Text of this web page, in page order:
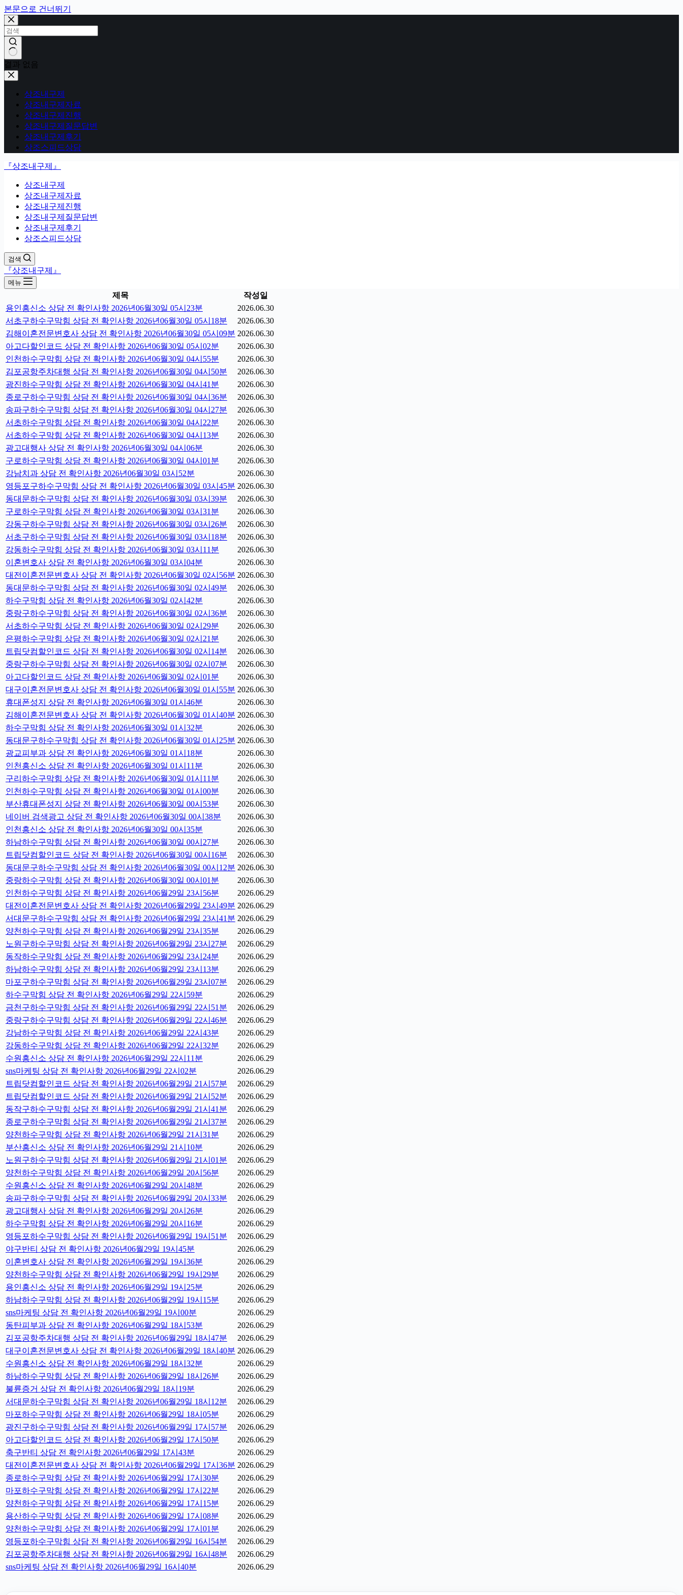
본문으로 건너뛰기
결과 없음
상조내구제
상조내구제자료
상조내구제진행
상조내구제질문답변
상조내구제후기
상조스피드상담
『상조내구제』
상조내구제
상조내구제자료
상조내구제진행
상조내구제질문답변
상조내구제후기
상조스피드상담
검색
『상조내구제』
메뉴
제목
작성일
용인흥신소 상담 전 확인사항 2026년06월30일 05시23분
2026.06.30
서초구하수구막힘 상담 전 확인사항 2026년06월30일 05시18분
2026.06.30
김해이혼전문변호사 상담 전 확인사항 2026년06월30일 05시09분 2026.06.30
아고다할인코드 상담 전 확인사항 2026년06월30일 05시02분
2026.06.30
인천하수구막힘 상담 전 확인사항 2026년06월30일 04시55분
2026.06.30
김포공항주차대행 상담 전 확인사항 2026년06월30일 04시50분
2026.06.30
광진하수구막힘 상담 전 확인사항 2026년06월30일 04시41분
2026.06.30
종로구하수구막힘 상담 전 확인사항 2026년06월30일 04시36분
2026.06.30
송파구하수구막힘 상담 전 확인사항 2026년06월30일 04시27분
2026.06.30
서초하수구막힘 상담 전 확인사항 2026년06월30일 04시22분
2026.06.30
서초하수구막힘 상담 전 확인사항 2026년06월30일 04시13분
2026.06.30
광고대행사 상담 전 확인사항 2026년06월30일 04시06분
2026.06.30
구로하수구막힘 상담 전 확인사항 2026년06월30일 04시01분
2026.06.30
강남치과 상담 전 확인사항 2026년06월30일 03시52분
2026.06.30
영등포구하수구막힘 상담 전 확인사항 2026년06월30일 03시45분 2026.06.30
동대문하수구막힘 상담 전 확인사항 2026년06월30일 03시39분
2026.06.30
구로하수구막힘 상담 전 확인사항 2026년06월30일 03시31분
2026.06.30
강동구하수구막힘 상담 전 확인사항 2026년06월30일 03시26분
2026.06.30
서초구하수구막힘 상담 전 확인사항 2026년06월30일 03시18분
2026.06.30
강동하수구막힘 상담 전 확인사항 2026년06월30일 03시11분
2026.06.30
이혼변호사 상담 전 확인사항 2026년06월30일 03시04분
2026.06.30
대전이혼전문변호사 상담 전 확인사항 2026년06월30일 02시56분 2026.06.30
동대문하수구막힘 상담 전 확인사항 2026년06월30일 02시49분
2026.06.30
하수구막힘 상담 전 확인사항 2026년06월30일 02시42분
2026.06.30
중랑구하수구막힘 상담 전 확인사항 2026년06월30일 02시36분
2026.06.30
서초하수구막힘 상담 전 확인사항 2026년06월30일 02시29분
2026.06.30
은평하수구막힘 상담 전 확인사항 2026년06월30일 02시21분
2026.06.30
트립닷컴할인코드 상담 전 확인사항 2026년06월30일 02시14분
2026.06.30
중랑구하수구막힘 상담 전 확인사항 2026년06월30일 02시07분
2026.06.30
아고다할인코드 상담 전 확인사항 2026년06월30일 02시01분
2026.06.30
대구이혼전문변호사 상담 전 확인사항 2026년06월30일 01시55분 2026.06.30
휴대폰성지 상담 전 확인사항 2026년06월30일 01시46분
2026.06.30
김해이혼전문변호사 상담 전 확인사항 2026년06월30일 01시40분 2026.06.30
하수구막힘 상담 전 확인사항 2026년06월30일 01시32분
2026.06.30
동대문구하수구막힘 상담 전 확인사항 2026년06월30일 01시25분 2026.06.30
광교피부과 상담 전 확인사항 2026년06월30일 01시18분
2026.06.30
인천흥신소 상담 전 확인사항 2026년06월30일 01시11분
2026.06.30
구리하수구막힘 상담 전 확인사항 2026년06월30일 01시11분
2026.06.30
인천하수구막힘 상담 전 확인사항 2026년06월30일 01시00분
2026.06.30
부산휴대폰성지 상담 전 확인사항 2026년06월30일 00시53분
2026.06.30
네이버 검색광고 상담 전 확인사항 2026년06월30일 00시38분
2026.06.30
인천흥신소 상담 전 확인사항 2026년06월30일 00시35분
2026.06.30
하남하수구막힘 상담 전 확인사항 2026년06월30일 00시27분
2026.06.30
트립닷컴할인코드 상담 전 확인사항 2026년06월30일 00시16분
2026.06.30
동대문구하수구막힘 상담 전 확인사항 2026년06월30일 00시12분 2026.06.30
중랑하수구막힘 상담 전 확인사항 2026년06월30일 00시01분
2026.06.30
인천하수구막힘 상담 전 확인사항 2026년06월29일 23시56분
2026.06.29
대전이혼전문변호사 상담 전 확인사항 2026년06월29일 23시49분 2026.06.29
서대문구하수구막힘 상담 전 확인사항 2026년06월29일 23시41분 2026.06.29
양천하수구막힘 상담 전 확인사항 2026년06월29일 23시35분
2026.06.29
노원구하수구막힘 상담 전 확인사항 2026년06월29일 23시27분
2026.06.29
동작하수구막힘 상담 전 확인사항 2026년06월29일 23시24분
2026.06.29
하남하수구막힘 상담 전 확인사항 2026년06월29일 23시13분
2026.06.29
마포구하수구막힘 상담 전 확인사항 2026년06월29일 23시07분
2026.06.29
하수구막힘 상담 전 확인사항 2026년06월29일 22시59분
2026.06.29
금천구하수구막힘 상담 전 확인사항 2026년06월29일 22시51분
2026.06.29
중랑구하수구막힘 상담 전 확인사항 2026년06월29일 22시46분
2026.06.29
강남하수구막힘 상담 전 확인사항 2026년06월29일 22시43분
2026.06.29
강동하수구막힘 상담 전 확인사항 2026년06월29일 22시32분
2026.06.29
수원흥신소 상담 전 확인사항 2026년06월29일 22시11분
2026.06.29
sns마케팅 상담 전 확인사항 2026년06월29일 22시02분
2026.06.29
트립닷컴할인코드 상담 전 확인사항 2026년06월29일 21시57분
2026.06.29
트립닷컴할인코드 상담 전 확인사항 2026년06월29일 21시52분
2026.06.29
동작구하수구막힘 상담 전 확인사항 2026년06월29일 21시41분
2026.06.29
종로구하수구막힘 상담 전 확인사항 2026년06월29일 21시37분
2026.06.29
양천하수구막힘 상담 전 확인사항 2026년06월29일 21시31분
2026.06.29
부산흥신소 상담 전 확인사항 2026년06월29일 21시10분
2026.06.29
노원구하수구막힘 상담 전 확인사항 2026년06월29일 21시01분
2026.06.29
양천하수구막힘 상담 전 확인사항 2026년06월29일 20시56분
2026.06.29
수원흥신소 상담 전 확인사항 2026년06월29일 20시48분
2026.06.29
송파구하수구막힘 상담 전 확인사항 2026년06월29일 20시33분
2026.06.29
광고대행사 상담 전 확인사항 2026년06월29일 20시26분
2026.06.29
하수구막힘 상담 전 확인사항 2026년06월29일 20시16분
2026.06.29
영등포하수구막힘 상담 전 확인사항 2026년06월29일 19시51분
2026.06.29
야구반티 상담 전 확인사항 2026년06월29일 19시45분
2026.06.29
이혼변호사 상담 전 확인사항 2026년06월29일 19시36분
2026.06.29
양천하수구막힘 상담 전 확인사항 2026년06월29일 19시29분
2026.06.29
용인흥신소 상담 전 확인사항 2026년06월29일 19시25분
2026.06.29
하남하수구막힘 상담 전 확인사항 2026년06월29일 19시15분
2026.06.29
sns마케팅 상담 전 확인사항 2026년06월29일 19시00분
2026.06.29
동탄피부과 상담 전 확인사항 2026년06월29일 18시53분
2026.06.29
김포공항주차대행 상담 전 확인사항 2026년06월29일 18시47분
2026.06.29
대구이혼전문변호사 상담 전 확인사항 2026년06월29일 18시40분 2026.06.29
수원흥신소 상담 전 확인사항 2026년06월29일 18시32분
2026.06.29
하남하수구막힘 상담 전 확인사항 2026년06월29일 18시26분
2026.06.29
불륜증거 상담 전 확인사항 2026년06월29일 18시19분
2026.06.29
서대문하수구막힘 상담 전 확인사항 2026년06월29일 18시12분
2026.06.29
마포하수구막힘 상담 전 확인사항 2026년06월29일 18시05분
2026.06.29
광진구하수구막힘 상담 전 확인사항 2026년06월29일 17시57분
2026.06.29
아고다할인코드 상담 전 확인사항 2026년06월29일 17시50분
2026.06.29
축구반티 상담 전 확인사항 2026년06월29일 17시43분
2026.06.29
대전이혼전문변호사 상담 전 확인사항 2026년06월29일 17시36분 2026.06.29
종로하수구막힘 상담 전 확인사항 2026년06월29일 17시30분
2026.06.29
마포하수구막힘 상담 전 확인사항 2026년06월29일 17시22분
2026.06.29
양천하수구막힘 상담 전 확인사항 2026년06월29일 17시15분
2026.06.29
용산하수구막힘 상담 전 확인사항 2026년06월29일 17시08분
2026.06.29
양천하수구막힘 상담 전 확인사항 2026년06월29일 17시01분
2026.06.29
영등포하수구막힘 상담 전 확인사항 2026년06월29일 16시54분
2026.06.29
김포공항주차대행 상담 전 확인사항 2026년06월29일 16시48분
2026.06.29
sns마케팅 상담 전 확인사항 2026년06월29일 16시40분
2026.06.29